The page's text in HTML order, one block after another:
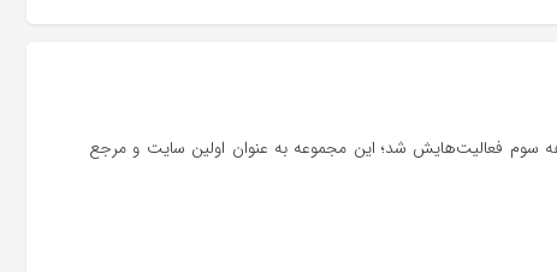
فعالیت‌هایش شد؛ این مجموعه به عنوان اولین سایت و مرجع